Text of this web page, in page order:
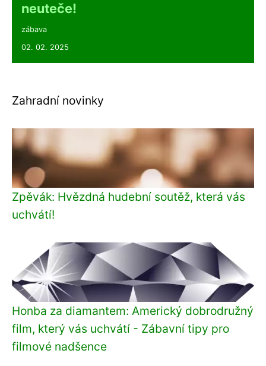
neuteče!
zábava
02. 02. 2025
Zahradní novinky
Zpěvák: Hvězdná hudební soutěž, která vás
uchvátí!
Honba za diamantem: Americký dobrodružný
film, který vás uchvátí - Zábavní tipy pro
filmové nadšence